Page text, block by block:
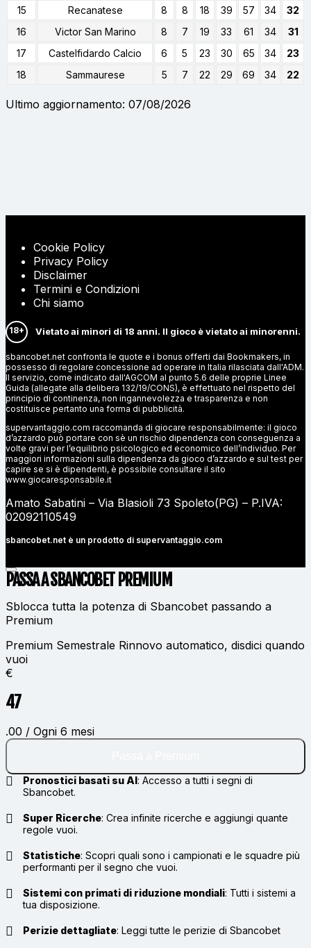
15 Recanatese 8 8 18 39 57 34
32
16
Victor San Marino 8 7 19 33 61 34
31
17
Castelfidardo Calcio 6 5 23 30 65 34
23
18
Sammaurese 5 7 22 29 69 34 22
Ultimo aggiornamento: 07/08/2026
Cookie Policy
Privacy Policy
Disclaimer
Termini e Condizioni
Chi siamo
18+ Vietato ai minori di 18 anni. Il gioco è vietato ai minorenni.
sbancobet.net confronta le quote e i bonus offerti dai Bookmakers, in
possesso di regolare concessione ad operare in Italia rilasciata dall'ADM.
Il servizio, come indicato dall'AGCOM al punto 5.6 delle proprie Linee
Guida (allegate alla delibera 132/19/CONS), è effettuato nel rispetto del
principio di continenza, non ingannevolezza e trasparenza e non
costituisce pertanto una forma di pubblicità.
supervantaggio.com raccomanda di giocare responsabilmente: il gioco
d’azzardo può portare con sè un rischio dipendenza con conseguenza a
volte gravi per l’equilibrio psicologico ed economico dell’individuo. Per
maggiori informazioni sulla dipendenza da gioco d’azzardo e sul test per
capire se si è dipendenti, è possibile consultare il sito
www.giocaresponsabile.it
Amato Sabatini – Via Blasioli 73 Spoleto(PG) – P.IVA:
02092110549
sbancobet.net è un prodotto di supervantaggio.com
PASSA A SBANCOBET PREMIUM
Sblocca tutta la potenza di Sbancobet passando a
Premium
Premium Semestrale Rinnovo automatico, disdici quando
vuoi
€
47
.00 / Ogni 6 mesi
Pronostici basati su AI: Accesso a tutti i segni di
Sbancobet.
Super Ricerche: Crea infinite ricerche e aggiungi quante
regole vuoi.
Statistiche: Scopri quali sono i campionati e le squadre più
performanti per il segno che vuoi.
Sistemi con primati di riduzione mondiali: Tutti i sistemi a
tua disposizione.
Perizie dettagliate: Leggi tutte le perizie di Sbancobet